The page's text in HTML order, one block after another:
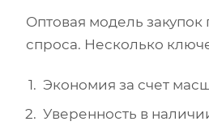
Оптовая модель закупок
спроса. Несколько
Экономия за счет
Уверенность в